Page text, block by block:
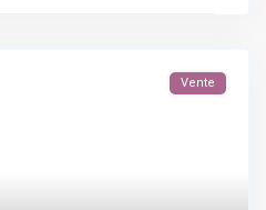
Vente